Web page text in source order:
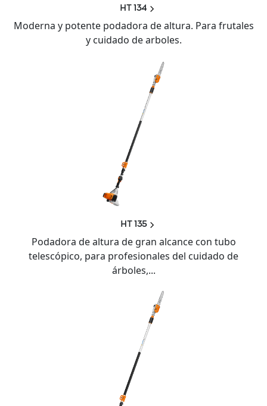
HT 134
Moderna y potente podadora de altura. Para frutales
y cuidado de arboles.
HT 135
Podadora de altura de gran alcance con tubo
telescópico, para profesionales del cuidado de
árboles,...